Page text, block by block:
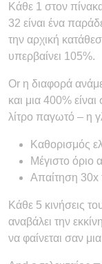
Κάθε 1 στον
32 είναι ένα
την αρχική
υπερβαίνει 105%.
Or η διαφορά
και μια 400%
λίτρο παγωτό – η
Καθορισμός
Μέγιστο όριο
Απαίτηση 30x
Κάθε 5 κινήσεις
αναβάλει την
να φαίνεται σαν